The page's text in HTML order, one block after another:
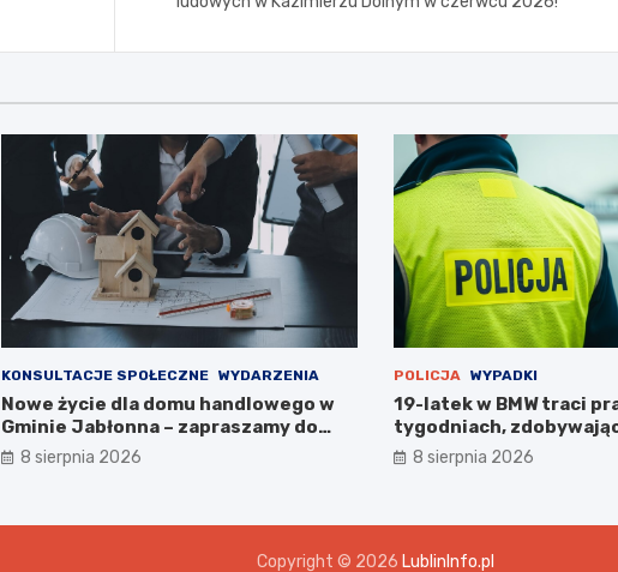
KONSULTACJE SPOŁECZNE WYDARZENIA
Nowe życie dla domu handlowego w
Gminie Jabłonna – zapraszamy do
współpracy!
8 sierpnia 2026
POLICJA WYPADKI
19-latek w BMW traci
tygodniach,
karne w obszarze
8 sierpnia 2026
Copyright © 2026 LublinInfo.pl